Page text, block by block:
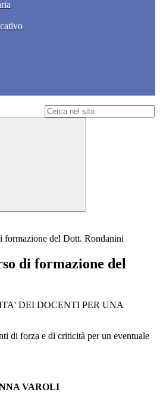
formazione del Dott. Rondanini
di formazione del
DEI DOCENTI PER UNA
di forza e di criticità per un eventuale
VAROLI